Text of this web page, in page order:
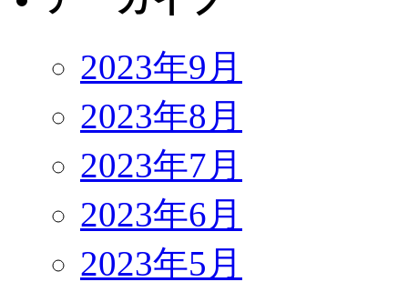
2023年9月
2023年8月
2023年7月
2023年6月
2023年5月